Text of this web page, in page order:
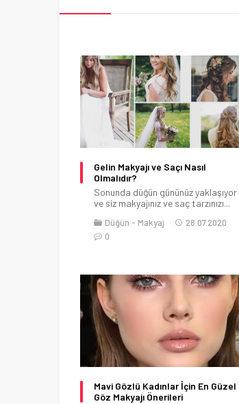
Gelin Makyajı ve Saçı Nasıl
Olmalıdır?
Sonunda düğün gününüz yaklaşıyor
ve siz makyajınız ve saç tarzınızı...
Düğün Makyaj
28.07.2020
0
Mavi Gözlü Kadınlar İçin En Güzel
Göz Makyajı Önerileri